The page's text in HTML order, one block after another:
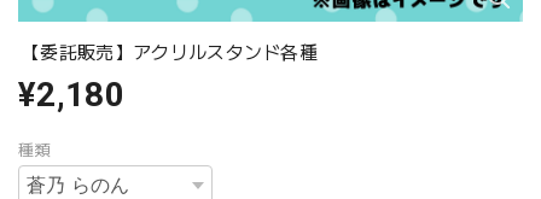
【委託販売】アクリルスタンド各種
¥2,180
種類